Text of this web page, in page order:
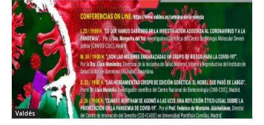
Valdés